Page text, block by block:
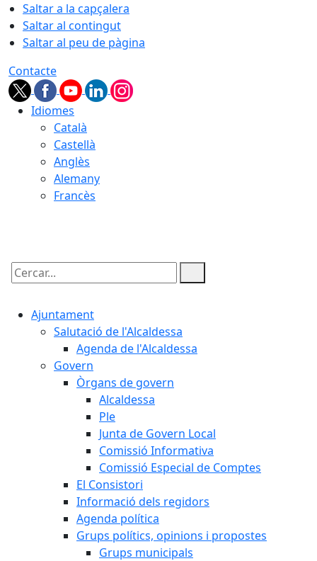
Saltar a la capçalera
Saltar al contingut
Saltar al peu de pàgina
Contacte
Idiomes
Català
Castellà
Anglès
Alemany
Francès
Cercar:
Ajuntament
Salutació de l'Alcaldessa
Agenda de l'Alcaldessa
Govern
Òrgans de govern
Alcaldessa
Ple
Junta de Govern Local
Comissió Informativa
Comissió Especial de Comptes
El Consistori
Informació dels regidors
Agenda política
Grups polítics, opinions i propostes
Grups municipals